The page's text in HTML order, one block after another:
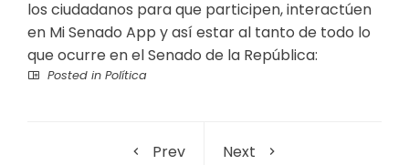
los ciudadanos para que participen, interactúen
en Mi Senado App y así estar al tanto de todo lo
que ocurre en el Senado de la República:
Posted in Política
Prev
Next